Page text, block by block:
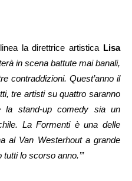
la direttrice artistica Lisa
in scena battute mai banali,
contraddizioni. Quest’anno il
tre artisti su quattro saranno
la stand-up comedy sia un
La Formenti è una delle
al Van Westerhout a grande
lo scorso anno.’”